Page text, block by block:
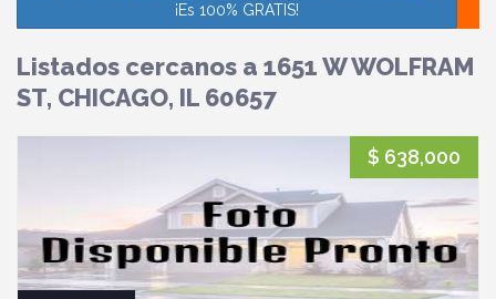
¡Es 100% GRATIS!
Listados cercanos a 1651 W WOLFRAM
ST, CHICAGO, IL 60657
$ 638,000